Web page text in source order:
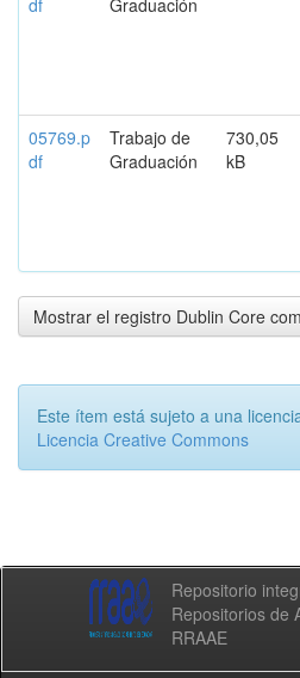
df
Graduación
05769.p
df
Trabajo de
Graduación
730,05
kB
Mostrar el registro Dublin Core
Este ítem está sujeto a una
Licencia Creative Commons
Repositorio
Repositorios de
RRAAE